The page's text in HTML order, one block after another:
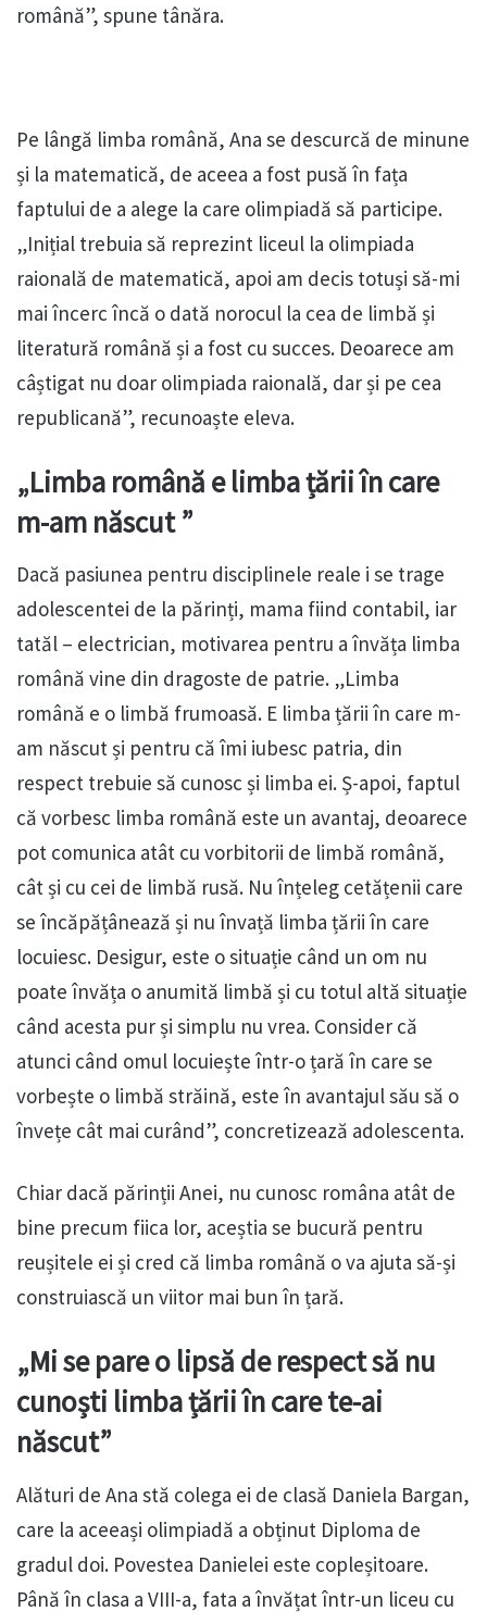
română”, spune tânăra.
Pe lângă limba română, Ana se descurcă de minune
și la matematică, de aceea a fost pusă în fața
faptului de a alege la care olimpiadă să participe.
„Inițial trebuia să reprezint liceul la olimpiada
raională de matematică, apoi am decis totuși să-mi
mai încerc încă o dată norocul la cea de limbă și
literatură română și a fost cu succes. Deoarece am
câștigat nu doar olimpiada raională, dar și pe cea
republicană”, recunoaște eleva.
„Limba română e limba țării în care
m-am născut ”
Dacă pasiunea pentru disciplinele reale i se trage
adolescentei de la părinți, mama fiind contabil, iar
tatăl – electrician, motivarea pentru a învăța limba
română vine din dragoste de patrie. „Limba
română e o limbă frumoasă. E limba țării în care m-
am născut și pentru că îmi iubesc patria, din
respect trebuie să cunosc și limba ei. Ș-apoi, faptul
că vorbesc limba română este un avantaj, deoarece
pot comunica atât cu vorbitorii de limbă română,
cât și cu cei de limbă rusă. Nu înțeleg cetățenii care
se încăpățânează și nu învață limba țării în care
locuiesc. Desigur, este o situație când un om nu
poate învăța o anumită limbă și cu totul altă situație
când acesta pur și simplu nu vrea. Consider că
atunci când omul locuiește într-o țară în care se
vorbește o limbă străină, este în avantajul său să o
învețe cât mai curând”, concretizează adolescenta.
Chiar dacă părinții Anei, nu cunosc româna atât de
bine precum fiica lor, aceștia se bucură pentru
reușitele ei și cred că limba română o va ajuta să-și
construiască un viitor mai bun în țară.
„Mi se pare o lipsă de respect să nu
cunoști limba țării în care te-ai
născut”
Alături de Ana stă colega ei de clasă Daniela Bargan,
care la aceeași olimpiadă a obținut Diploma de
gradul doi. Povestea Danielei este copleșitoare.
Până în clasa a VIII-a, fata a învățat într-un liceu cu